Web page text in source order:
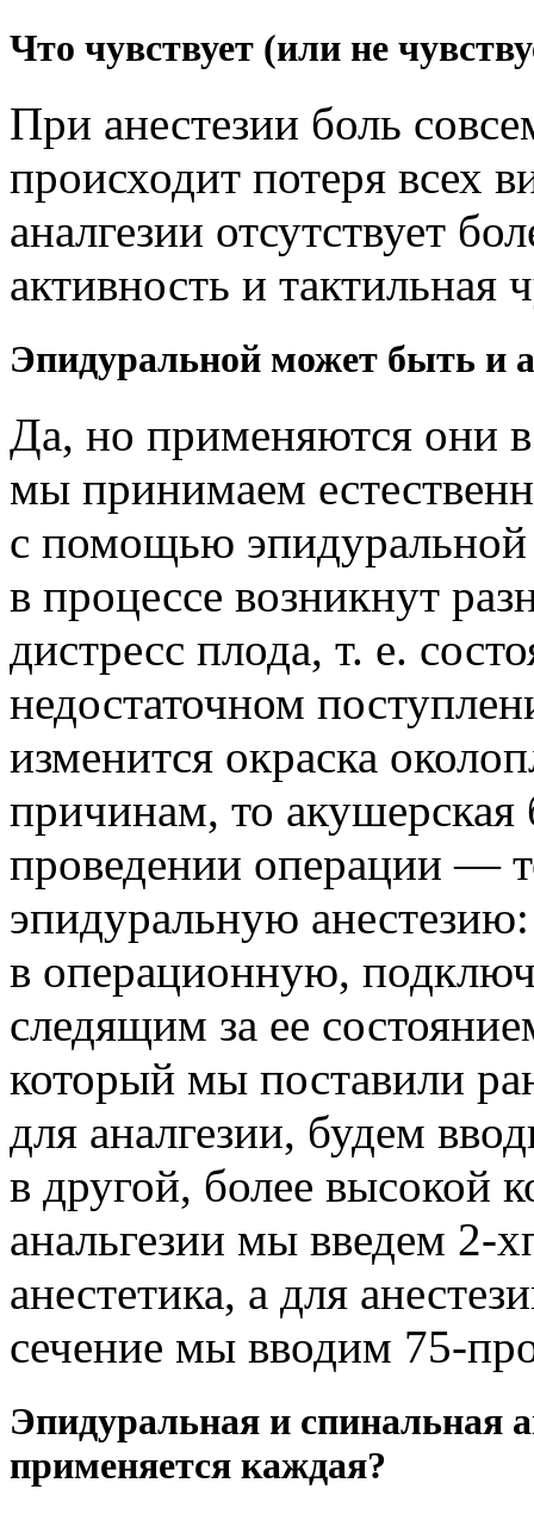
Что чувствует (или не
При анестезии боль
происходит потеря всех
аналгезии отсутствует
активность и тактильная
Эпидуральной может быть и
Да, но применяются они
мы принимаем
с помощью эпидуральной
в процессе возникнут
дистресс плода, т. е.
недостаточном
изменится окраска
причинам, то
проведении операции —
эпидуральную
в операционную,
следящим за ее
который мы поставили
для аналгезии, будем
в другой, более высокой
анальгезии мы введем 2-
анестетика, а для
сечение мы вводим 75-
Эпидуральная и спинальная
применяется каждая?